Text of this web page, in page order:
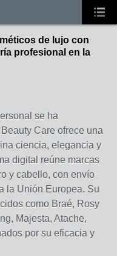
de lujo con
profesional en la
se ha
Care ofrece una
ciencia, elegancia y
digital reúne marcas
y cabello, con envío
la Unión Europea. Su
como Braé, Rosy
Majesta, Atache,
por su eficacia y